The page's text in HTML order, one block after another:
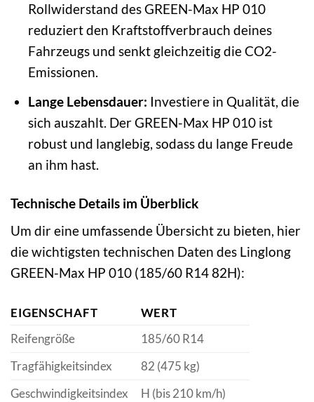
Rollwiderstand des GREEN-Max HP 010
reduziert den Kraftstoffverbrauch deines
Fahrzeugs und senkt gleichzeitig die CO2-
Emissionen.
Lange Lebensdauer: Investiere in Qualität, die
sich auszahlt. Der GREEN-Max HP 010 ist
robust und langlebig, sodass du lange Freude
an ihm hast.
Technische Details im Überblick
Um dir eine umfassende Übersicht zu bieten, hier
die wichtigsten technischen Daten des Linglong
GREEN-Max HP 010 (185/60 R14 82H):
EIGENSCHAFT
WERT
Reifengröße
185/60 R14
Tragfähigkeitsindex
82 (475 kg)
Geschwindigkeitsindex
H (bis 210 km/h)